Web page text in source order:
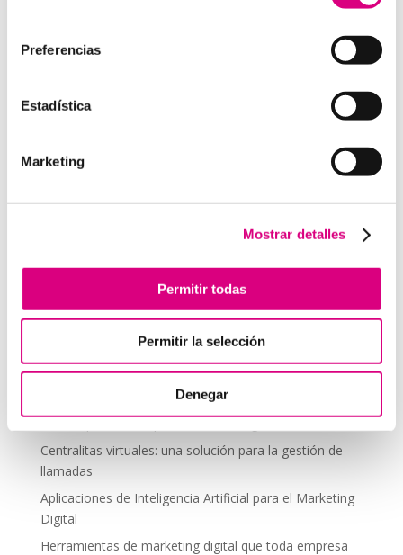
Preferencias
Estadística
Marketing
Mostrar detalles
Permitir todas
Permitir la selección
Denegar
cliente.
Enviar comentario
comentario.
Telefonía Virtual
Interfonos IP para aerogeneradores: comunicación
desde donde estés
Tendencias actuales en marketing y publicidad que
debes aplicar en tu plan de marketing
Centralitas virtuales: una solución para la gestión de
llamadas
Aplicaciones de Inteligencia Artificial para el Marketing
Digital
Herramientas de marketing digital que toda empresa